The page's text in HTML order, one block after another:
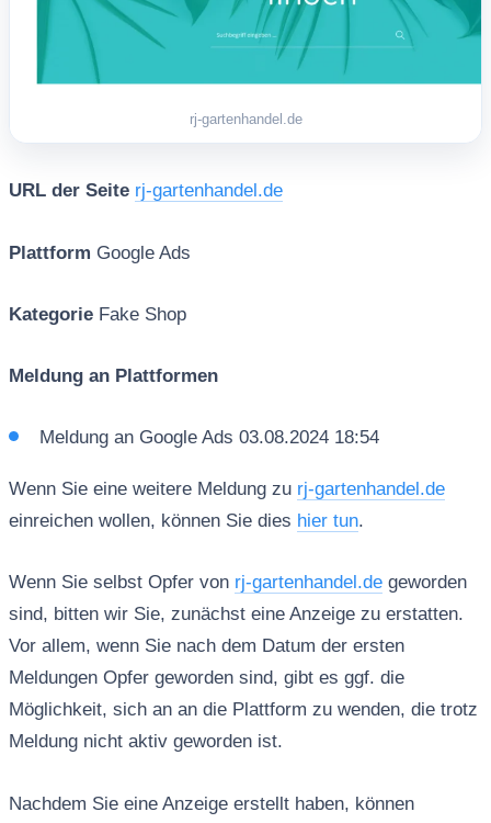
rj-gartenhandel.de
URL der Seite rj-gartenhandel.de
Plattform Google Ads
Kategorie Fake Shop
Meldung an Plattformen
Meldung an Google Ads 03.08.2024 18:54
Wenn Sie eine weitere Meldung zu rj-gartenhandel.de
einreichen wollen, können Sie dies hier tun.
Wenn Sie selbst Opfer von rj-gartenhandel.degeworden
sind, bitten wir Sie, zunächst eine Anzeige zu erstatten.
Vor allem, wenn Sie nach dem Datum der ersten
Meldungen Opfer geworden sind, gibt es ggf. die
Möglichkeit, sich an an die Plattform zu wenden, die trotz
Meldung nicht aktiv geworden ist.
Nachdem Sie eine Anzeige erstellt haben, können